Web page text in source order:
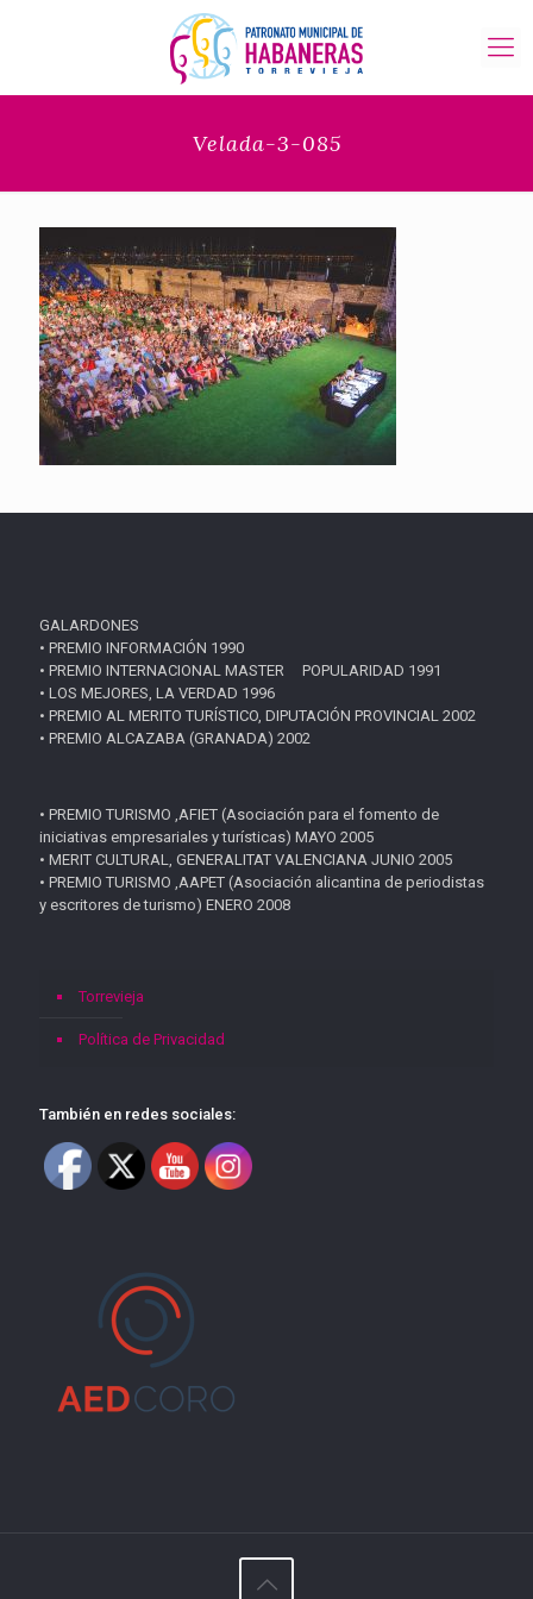
Velada-3-085
GALARDONES
• PREMIO INFORMACIÓN 1990
• PREMIO INTERNACIONAL MASTER POPULARIDAD 1991
• LOS MEJORES, LA VERDAD 1996
• PREMIO AL MERITO TURÍSTICO, DIPUTACIÓN PROVINCIAL 2002
• PREMIO ALCAZABA (GRANADA) 2002
• PREMIO TURISMO ,AFIET (Asociación para el fomento de
iniciativas empresariales y turísticas) MAYO 2005
• MERIT CULTURAL, GENERALITAT VALENCIANA JUNIO 2005
• PREMIO TURISMO ,AAPET (Asociación alicantina de periodistas
y escritores de turismo) ENERO 2008
Torrevieja
Política de Privacidad
También en redes sociales: